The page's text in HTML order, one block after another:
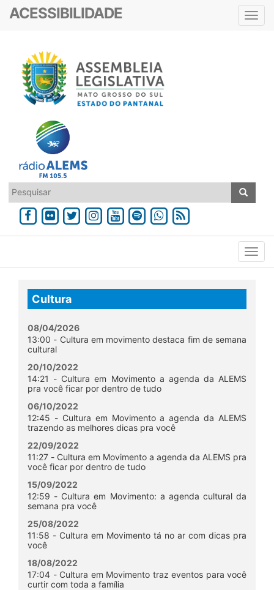
ACESSIBILIDADE
Cultura
08/04/2026
13:00 - Cultura em movimento destaca fim de semana
cultural
20/10/2022
14:21 - Cultura em Movimento a agenda da ALEMS
pra você ficar por dentro de tudo
06/10/2022
12:45 - Cultura em Movimento a agenda da ALEMS
trazendo as melhores dicas pra você
22/09/2022
11:27 - Cultura em Movimento a agenda da ALEMS pra
você ficar por dentro de tudo
15/09/2022
12:59 - Cultura em Movimento: a agenda cultural da
semana pra você
25/08/2022
11:58 - Cultura em Movimento tá no ar com dicas pra
você
18/08/2022
17:04 - Cultura em Movimento traz eventos para você
curtir com toda a família